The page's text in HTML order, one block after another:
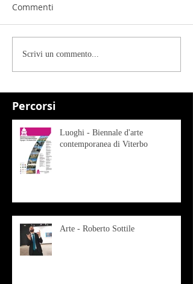
Percorsi
Commenti
Scrivi un commento...
Luoghi - Biennale d'arte
contemporanea di Viterbo
Arte - Roberto Sottile